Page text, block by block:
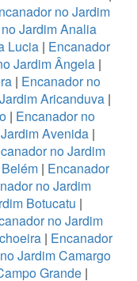
no Jardim
Jardim Analia
Lucia| Encanador
Jardim Ângela|
| Encanador no
Aricanduva |
| Encanador no
Avenida|
no Jardim
| Encanador
no Jardim
Botucatu |
no Jardim
| Encanador
Jardim Camargo
Grande|